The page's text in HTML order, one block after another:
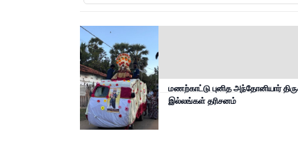
மணற்காட்டு புனித அந்தோனியார்
இல்லங்கள் தரிசனம்